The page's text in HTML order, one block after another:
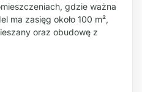
gdzie ważna
ma zasięg około 100 m²,
oraz obudowę z